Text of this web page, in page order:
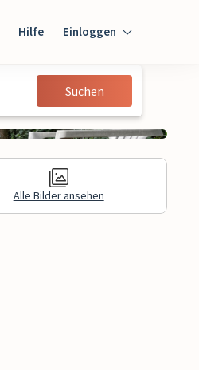
Hilfe Einloggen
Einloggen
Gast
Suchen
Alle Bilder ansehen